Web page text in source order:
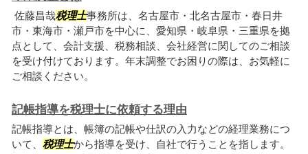
佐藤昌哉税理士事務所は、名古屋市・北名古屋市・春日井
市・東海市・瀬戸市を中心に、愛知県・岐阜県・三重県を拠
点として、会計支援、税務相談、会社経営に関してのご相談
を受け付けております。年末調整でお困りの際は、お気軽に
ご相談ください。
記帳指導を税理士に依頼する理由
記帳指導とは、帳簿の記帳や仕訳の入力などの経理業務につ
いて、 税理士から指導を受け、自社で行うことを指します。